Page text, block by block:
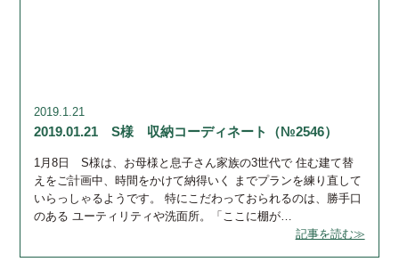
2019.1.21
2019.01.21 S様 収納コーディネート（№2546）
1月8日 S様は、お母様と息子さん家族の3世代で 住む建て替
えをご計画中、時間をかけて納得いく までプランを練り直して
いらっしゃるようです。 特にこだわっておられるのは、勝手口
のある ユーティリティや洗面所。「ここに棚が…
記事を読む≫